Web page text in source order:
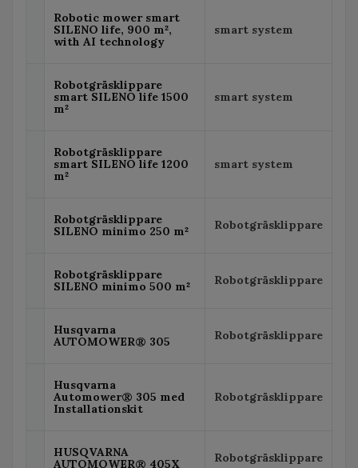
Robotic mower smart
SILENO life, 900 m²,
with AI technology
smart system
Robotgräsklippare
smart SILENO life 1500
m²
smart system
Robotgräsklippare
smart SILENO life 1200
m²
smart system
Robotgräsklippare
SILENO minimo 250 m²
Robotgräsklippare
Robotgräsklippare
SILENO minimo 500 m²
Robotgräsklippare
Husqvarna
AUTOMOWER® 305
Robotgräsklippare
Husqvarna
Automower® 305 med
Installationskit
Robotgräsklippare
HUSQVARNA
AUTOMOWER® 405X
Robotgräsklippare